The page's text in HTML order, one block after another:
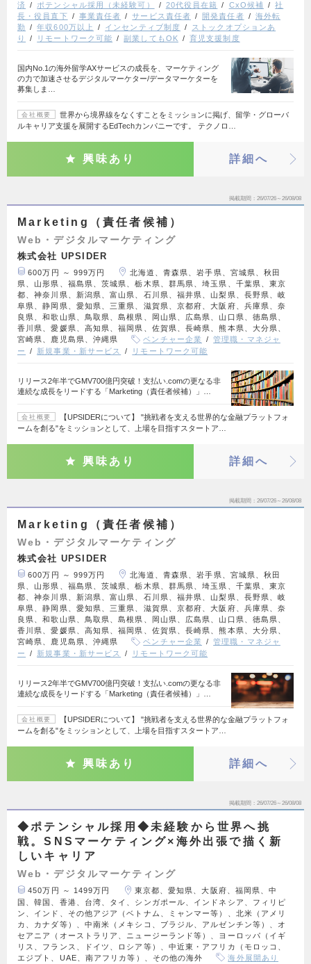
済
ポテンシャル採用（未経験可） 20代役員在籍 CxO候補
社
長・役員直下
事業責任者 サービス責任者 開発責任者
海外転
勤
年収600万以上 インセンティブ制度
ストックオプションあ
り
リモートワーク可能 副業してもOK 育児支援制度
国内No.1の海外留学AXサービスの成長を、マーケティング
の力で加速させるデジタルマーケター/データマーケターを
募集しま…
会社概要
世界から境界線をなくすことをミッションに掲げ、留学・グローバ
ルキャリア支援を展開するEdTechカンパニーです。 テクノロ…
興味あり 詳細へ
掲載期間 26/07/26～26/08/08
Marketing（責任者候補）
Web・デジタルマーケティング
株式会社 UPSIDER
600万円 ～ 999万円
北海道、青森県、岩手県、宮城県、秋田
県、山形県、福島県、茨城県、栃木県、群馬県、埼玉県、千葉県、東京
都、神奈川県、新潟県、富山県、石川県、福井県、山梨県、長野県、岐
阜県、静岡県、愛知県、三重県、滋賀県、京都府、大阪府、兵庫県、奈
良県、和歌山県、鳥取県、島根県、岡山県、広島県、山口県、徳島県、
香川県、愛媛県、高知県、福岡県、佐賀県、長崎県、熊本県、大分県、
宮崎県、鹿児島県、沖縄県
ベンチャー企業
管理職・マネジャ
ー
新規事業・新サービス リモートワーク可能
リリース2年半でGMV700億円突破！支払い.comの更なる非
連続な成長をリードする「Marketing（責任者候補）」…
会社概要
【UPSIDERについて】 "挑戦者を支える世界的な金融プラットフォ
ームを創る"をミッションとして、上場を目指すスタートア…
興味あり 詳細へ
掲載期間 26/07/26～26/08/08
Marketing（責任者候補）
Web・デジタルマーケティング
株式会社 UPSIDER
600万円 ～ 999万円
北海道、青森県、岩手県、宮城県、秋田
県、山形県、福島県、茨城県、栃木県、群馬県、埼玉県、千葉県、東京
都、神奈川県、新潟県、富山県、石川県、福井県、山梨県、長野県、岐
阜県、静岡県、愛知県、三重県、滋賀県、京都府、大阪府、兵庫県、奈
良県、和歌山県、鳥取県、島根県、岡山県、広島県、山口県、徳島県、
香川県、愛媛県、高知県、福岡県、佐賀県、長崎県、熊本県、大分県、
宮崎県、鹿児島県、沖縄県
ベンチャー企業
管理職・マネジャ
ー
新規事業・新サービス リモートワーク可能
リリース2年半でGMV700億円突破！支払い.comの更なる非
連続な成長をリードする「Marketing（責任者候補）」…
会社概要
【UPSIDERについて】 "挑戦者を支える世界的な金融プラットフォ
ームを創る"をミッションとして、上場を目指すスタートア…
興味あり 詳細へ
掲載期間 26/07/26～26/08/08
◆ポテンシャル採用◆未経験から世界へ挑
戦。SNSマーケティング×海外出張で描く新
しいキャリア
Web・デジタルマーケティング
450万円 ～ 1499万円
東京都、愛知県、大阪府、福岡県、中
国、韓国、香港、台湾、タイ、シンガポール、インドネシア、フィリピ
ン、インド、その他アジア（ベトナム、ミャンマー等）、北米（アメリ
カ、カナダ等）、中南米（メキシコ、ブラジル、アルゼンチン等）、オ
セアニア（オーストラリア、ニュージーランド等）、ヨーロッパ（イギ
リス、フランス、ドイツ、ロシア等）、中近東・アフリカ（モロッコ、
エジプト、UAE、南アフリカ等）、その他の海外
海外展開あり